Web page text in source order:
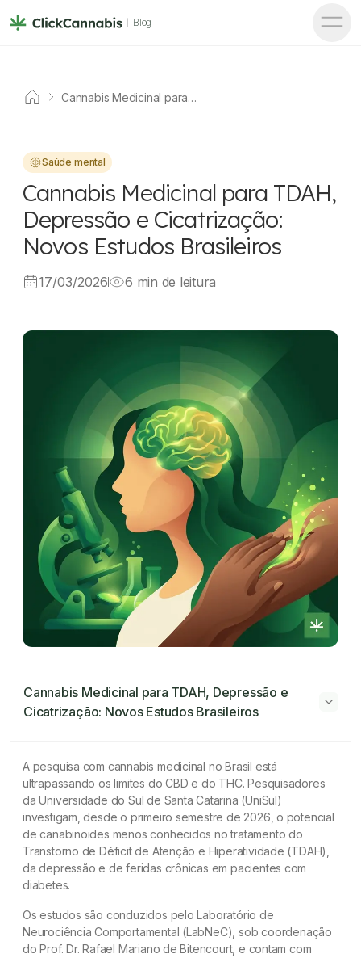
Blog
Cannabis Medicinal para
Saúde mental
Cannabis Medicinal para TDAH,
Depressão e Cicatrização:
Novos Estudos Brasileiros
17/03/2026 6 min de leitura
Cannabis Medicinal para TDAH, Depressão e
Cicatrização: Novos Estudos Brasileiros
Cicatrização: Novos Estudos Brasileiros
CBG, THCV e CBN: a nova geração de
canabinoides medicinais
Cannabis e TDAH: o que os pesquisadores estão
investigando?
Cannabis e depressão: como o sistema
endocanabinoide atua?
A pesquisa com cannabis medicinal no Brasil está
ultrapassando os limites do CBD e do THC. Pesquisadores
da Universidade do Sul de Santa Catarina (UniSul)
investigam, desde o primeiro semestre de 2026, o potencial
de canabinoides menos conhecidos no tratamento do
Transtorno de Déficit de Atenção e Hiperatividade (TDAH),
da depressão e de feridas crônicas em pacientes com
diabetes.
Os estudos são conduzidos pelo Laboratório de
Neurociência Comportamental (LabNeC), sob coordenação
do Prof. Dr. Rafael Mariano de Bitencourt, e contam com